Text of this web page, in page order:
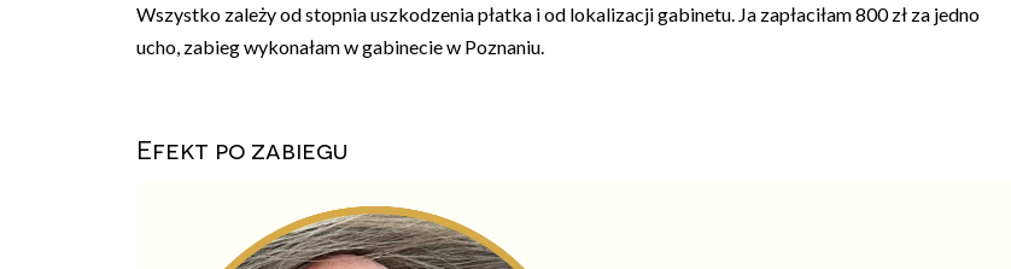
Wszystko zależy od stopnia uszkodzenia płatka i od lokalizacji gabinetu. Ja zapłaciłam 800 zł za jedno
ucho, zabieg wykonałam w gabinecie w Poznaniu.
Efekt po zabiegu